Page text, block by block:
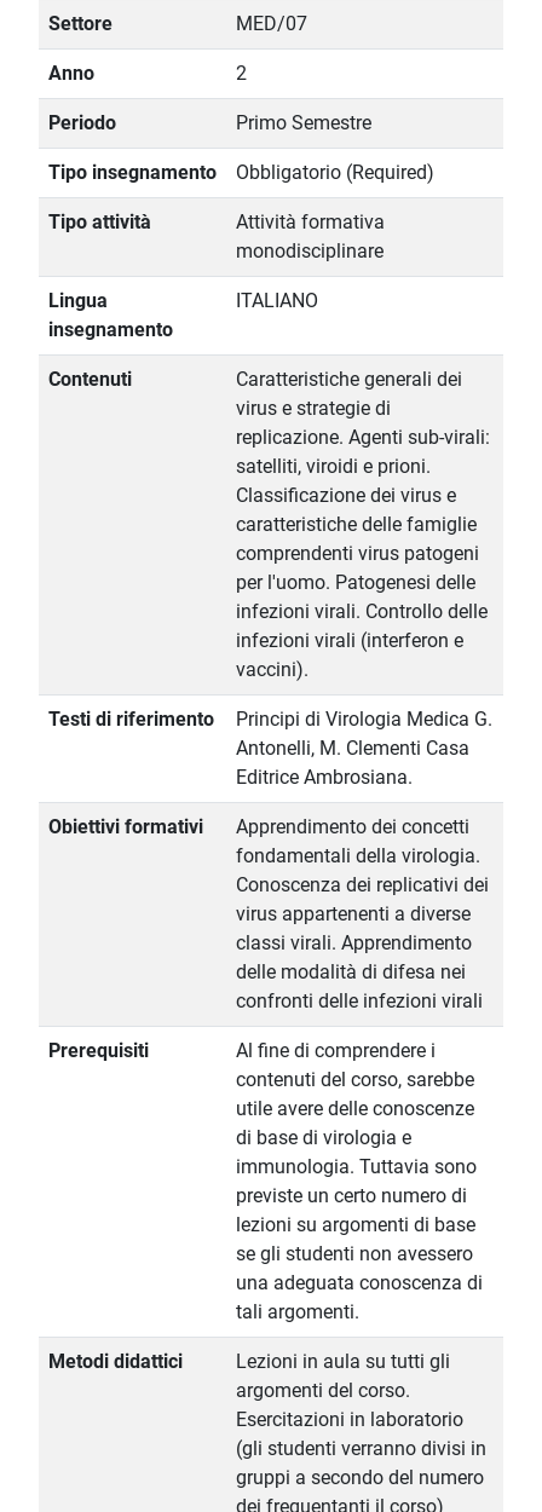
Settore MED/07
Anno 2
Periodo Primo Semestre
Tipo insegnamento Obbligatorio (Required)
Tipo attività
Attività formativa
monodisciplinare
Lingua
insegnamento
ITALIANO
Contenuti
Caratteristiche generali dei
virus e strategie di
replicazione. Agenti sub-virali:
satelliti, viroidi e prioni.
Classificazione dei virus e
caratteristiche delle famiglie
comprendenti virus patogeni
per l'uomo. Patogenesi delle
infezioni virali. Controllo delle
infezioni virali (interferon e
vaccini).
Testi di riferimento
Principi di Virologia Medica G.
Antonelli, M. Clementi Casa
Editrice Ambrosiana.
Obiettivi formativi
Apprendimento dei concetti
fondamentali della virologia.
Conoscenza dei replicativi dei
virus appartenenti a diverse
classi virali. Apprendimento
delle modalità di difesa nei
confronti delle infezioni virali
Prerequisiti
Al fine di comprendere i
contenuti del corso, sarebbe
utile avere delle conoscenze
di base di virologia e
immunologia. Tuttavia sono
previste un certo numero di
lezioni su argomenti di base
se gli studenti non avessero
una adeguata conoscenza di
tali argomenti.
Metodi didattici
Lezioni in aula su tutti gli
argomenti del corso.
Esercitazioni in laboratorio
(gli studenti verranno divisi in
gruppi a secondo del numero
dei frequentanti il corso)